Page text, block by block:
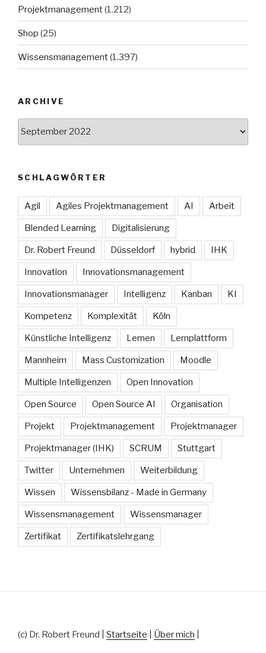
Projektmanagement(1.212)
Shop (25)
Wissensmanagement(1.397)
ARCHIVE
SCHLAGWÖRTER
Agil Agiles Projektmanagement AI Arbeit
Blended Learning Digitalisierung
Dr. Robert Freund Düsseldorf hybrid IHK
Innovation Innovationsmanagement
Innovationsmanager Intelligenz Kanban KI
Kompetenz Komplexität Köln
Künstliche Intelligenz Lernen Lernplattform
Mannheim Mass Customization Moodle
Multiple Intelligenzen Open Innovation
Open Source Open Source AI Organisation
Projekt Projektmanagement Projektmanager
Projektmanager (IHK) SCRUM Stuttgart
Twitter Unternehmen Weiterbildung
Wissen Wissensbilanz - Made in Germany
Wissensmanagement Wissensmanager
Zertifikat Zertifikatslehrgang
(c) Dr. Robert Freund | Startseite Über mich